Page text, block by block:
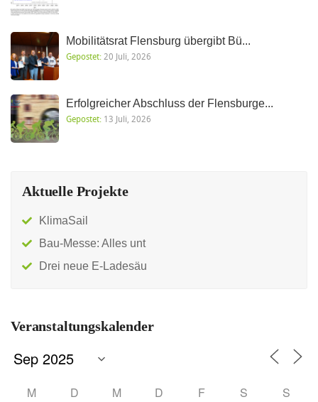
Mobilitätsrat Flensburg übergibt Bü...
Gepostet: 20 Juli, 2026
Erfolgreicher Abschluss der Flensburge...
Gepostet: 13 Juli, 2026
Aktuelle Projekte
KlimaSail
Bau-Messe: Alles unt
Drei neue E-Ladesäu
Veranstaltungskalender
M D M D F S S